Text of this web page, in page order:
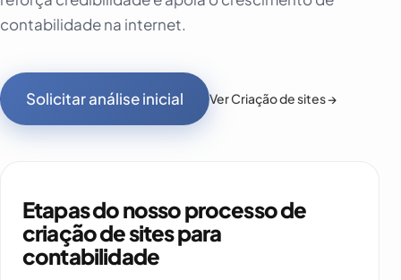
contabilidade na internet.
Solicitar análise inicial Ver Criação de sites →
Etapas do nosso processo de
criação de sites para
contabilidade